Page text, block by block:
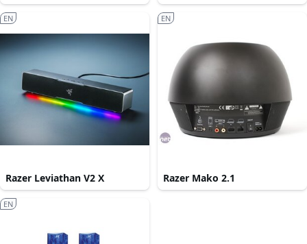
Razer Leviathan V2 X
EN
Razer Mako 2.1
EN
EN